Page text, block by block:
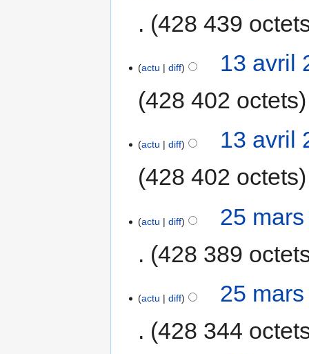
428 439
actu diff
13 avril
428 402 octets
actu diff
13 avril
428 402 octets
actu diff
25
428 389
actu diff
25
428 344